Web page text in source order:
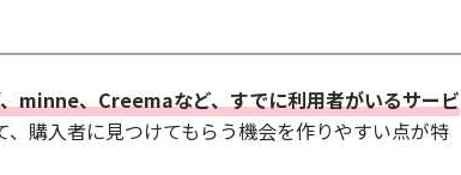
きですか？
minne、Creemaなど、すでに利用者がいるサービ
、購入者に見つけてもらう機会を作りやすい点が特